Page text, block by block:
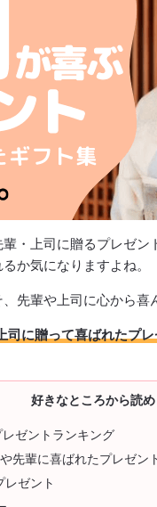
・上司に贈るプレゼ
か気になりますよね。
先輩や上司に心から喜
司に贈って喜ばれたプ
好きなところから読
ゼントランキング
先輩に喜ばれたプレゼン
レゼント